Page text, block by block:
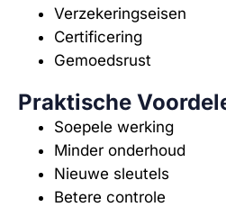
Verzekeringseisen
Certificering
Gemoedsrust
Praktische
Soepele werking
Minder onderhoud
Nieuwe sleutels
Betere controle